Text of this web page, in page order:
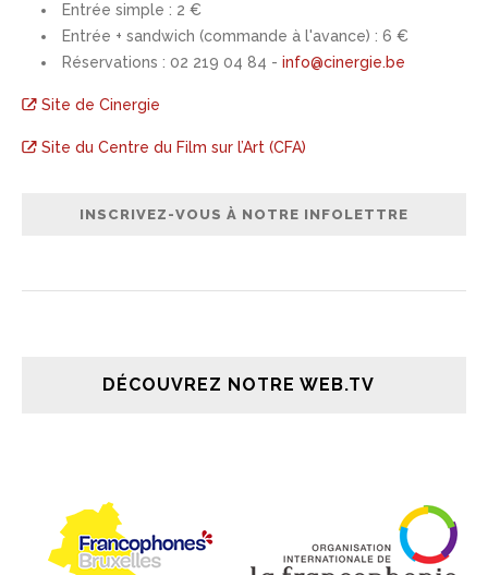
Entrée simple : 2 €
Entrée + sandwich (commande à l'avance) : 6 €
Réservations : 02 219 04 84 - info@cinergie.be
Site de Cinergie
Site du Centre du Film sur l’Art (CFA)
DÉCOUVREZ NOTRE WEB.TV